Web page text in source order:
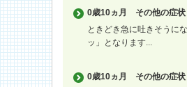
0歳10ヵ月
その他の症状
ときどき急に吐きそうに
ッ」となります...
0歳10ヵ月
その他の症状